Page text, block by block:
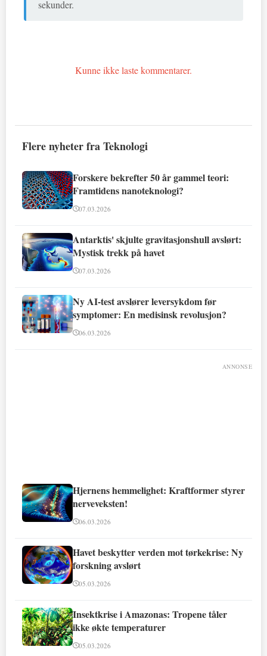
sekunder.
Kunne ikke laste kommentarer.
Flere nyheter fra Teknologi
Forskere bekrefter 50 år gammel teori:
Framtidens nanoteknologi?
07.03.2026
Antarktis' skjulte gravitasjonshull avslørt:
Mystisk trekk på havet
07.03.2026
Ny AI-test avslører leversykdom før
symptomer: En medisinsk revolusjon?
06.03.2026
ANNONSE
Hjernens hemmelighet: Kraftformer styrer
nerveveksten!
06.03.2026
Havet beskytter verden mot tørkekrise: Ny
forskning avslørt
05.03.2026
Insektkrise i Amazonas: Tropene tåler
ikke økte temperaturer
05.03.2026